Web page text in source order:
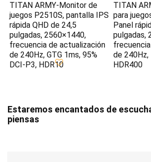
TITAN ARMY-Monitor de
juegos P2510S, pantalla IPS
rápida QHD de 24,5
pulgadas, 2560×1440,
frecuencia de actualización
de 240Hz, GTG 1ms, 95%
DCI-P3, HDR10
TITAN
para
Panel
pulgadas,
de 240Hz,
HDR400
Estaremos encantados de
piensas